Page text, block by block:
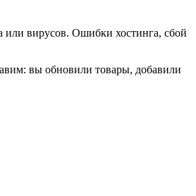
или вирусов. Ошибки хостинга, сбой
вы обновили товары, добавили